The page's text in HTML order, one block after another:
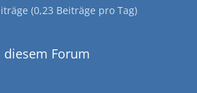
(0,23 Beiträge pro Tag)
Forum